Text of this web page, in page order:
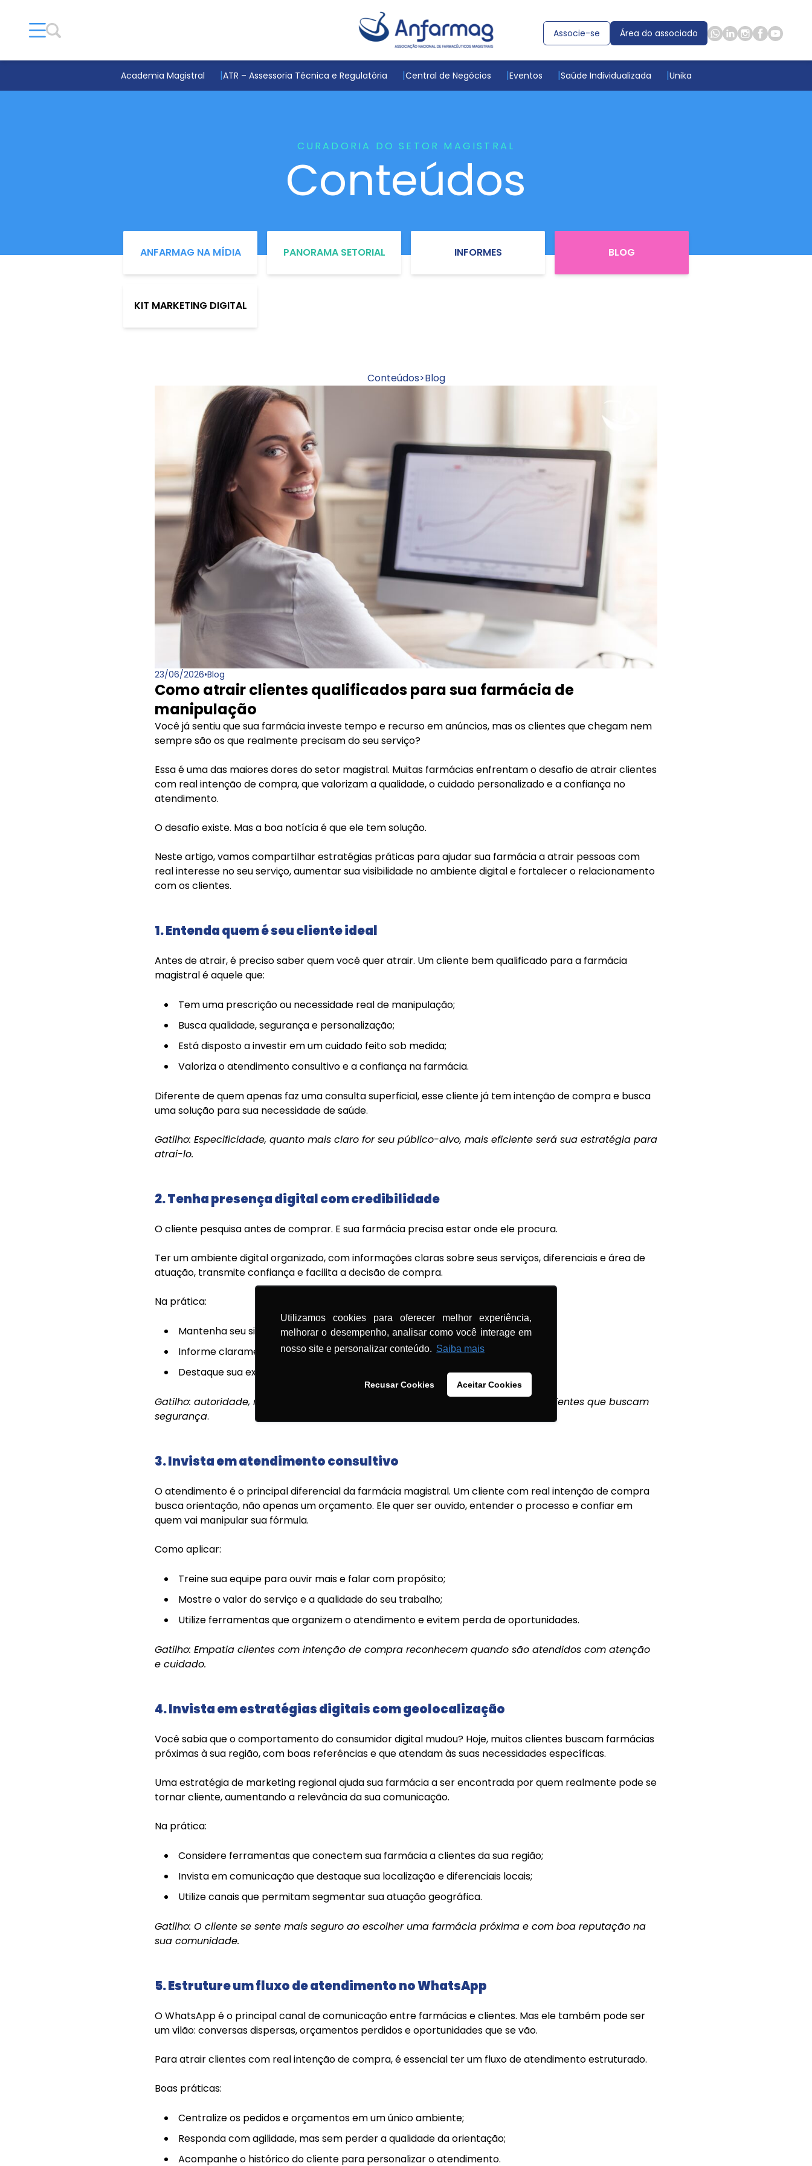
Utilizamos cookies para oferecer melhor experiência,
melhorar o desempenho, analisar como você interage em
nosso site e personalizar conteúdo. Saiba mais
Recusar Cookies Aceitar Cookies
Associe-se Área do associado
Academia Magistral ATR – Assessoria Técnica e Regulatória Central de Negócios Eventos Saúde Individualizada Unika
CURADORIA DO SETOR MAGISTRAL
Conteúdos
ANFARMAG NA MÍDIA PANORAMA SETORIAL INFORMES BLOG
KIT MARKETING DIGITAL
Conteúdos>Blog
23/06/2026•Blog
Como atrair clientes qualificados para sua farmácia de
manipulação
Você já sentiu que sua farmácia investe tempo e recurso em anúncios, mas os clientes que chegam nem
sempre são os que realmente precisam do seu serviço?
Essa é uma das maiores dores do setor magistral. Muitas farmácias enfrentam o desafio de atrair clientes
com real intenção de compra, que valorizam a qualidade, o cuidado personalizado e a confiança no
atendimento.
O desafio existe. Mas a boa notícia é que ele tem solução.
Neste artigo, vamos compartilhar estratégias práticas para ajudar sua farmácia a atrair pessoas com
real interesse no seu serviço, aumentar sua visibilidade no ambiente digital e fortalecer o relacionamento
com os clientes.
1. Entenda quem é seu cliente ideal
Antes de atrair, é preciso saber quem você quer atrair. Um cliente bem qualificado para a farmácia
magistral é aquele que:
Tem uma prescrição ou necessidade real de manipulação;
Busca qualidade, segurança e personalização;
Está disposto a investir em um cuidado feito sob medida;
Valoriza o atendimento consultivo e a confiança na farmácia.
Diferente de quem apenas faz uma consulta superficial, esse cliente já tem intenção de compra e busca
uma solução para sua necessidade de saúde.
Gatilho: Especificidade, quanto mais claro for seu público-alvo, mais eficiente será sua estratégia para
atraí-lo.
2. Tenha presença digital com credibilidade
O cliente pesquisa antes de comprar. E sua farmácia precisa estar onde ele procura.
Ter um ambiente digital organizado, com informações claras sobre seus serviços, diferenciais e área de
atuação, transmite confiança e facilita a decisão de compra.
Na prática:
Mantenha seu site ou página institucional atualizada;
Informe claramente quais tipos de manipulação sua farmácia realiza;
Destaque sua experiência e equipe técnica.
Gatilho: autoridade, mostrar quem você é e o que faz gera credibilidade e atrai clientes que buscam
segurança.
3. Invista em atendimento consultivo
O atendimento é o principal diferencial da farmácia magistral. Um cliente com real intenção de compra
busca orientação, não apenas um orçamento. Ele quer ser ouvido, entender o processo e confiar em
quem vai manipular sua fórmula.
Como aplicar:
Treine sua equipe para ouvir mais e falar com propósito;
Mostre o valor do serviço e a qualidade do seu trabalho;
Utilize ferramentas que organizem o atendimento e evitem perda de oportunidades.
Gatilho: Empatia clientes com intenção de compra reconhecem quando são atendidos com atenção
e cuidado.
4. Invista em estratégias digitais com geolocalização
Você sabia que o comportamento do consumidor digital mudou? Hoje, muitos clientes buscam farmácias
próximas à sua região, com boas referências e que atendam às suas necessidades específicas.
Uma estratégia de marketing regional ajuda sua farmácia a ser encontrada por quem realmente pode se
tornar cliente, aumentando a relevância da sua comunicação.
Na prática:
Considere ferramentas que conectem sua farmácia a clientes da sua região;
Invista em comunicação que destaque sua localização e diferenciais locais;
Utilize canais que permitam segmentar sua atuação geográfica.
Gatilho: O cliente se sente mais seguro ao escolher uma farmácia próxima e com boa reputação na
sua comunidade.
5. Estruture um fluxo de atendimento no WhatsApp
O WhatsApp é o principal canal de comunicação entre farmácias e clientes. Mas ele também pode ser
um vilão: conversas dispersas, orçamentos perdidos e oportunidades que se vão.
Para atrair clientes com real intenção de compra, é essencial ter um fluxo de atendimento estruturado.
Boas práticas:
Centralize os pedidos e orçamentos em um único ambiente;
Responda com agilidade, mas sem perder a qualidade da orientação;
Acompanhe o histórico do cliente para personalizar o atendimento.